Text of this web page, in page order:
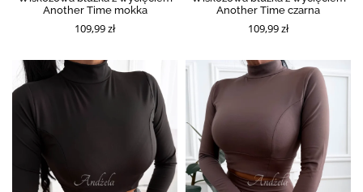
Another Time mokka
109,99 zł
Another Time czarna
109,99 zł